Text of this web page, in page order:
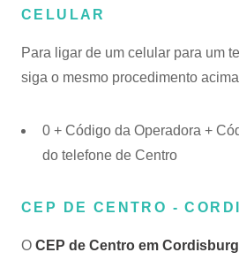
CELULAR
Para ligar de um celular para um
siga o mesmo procedimento
0 + Código da Operadora +
do telefone de Centro
CEP DE CENTRO -
O CEP de Centro em